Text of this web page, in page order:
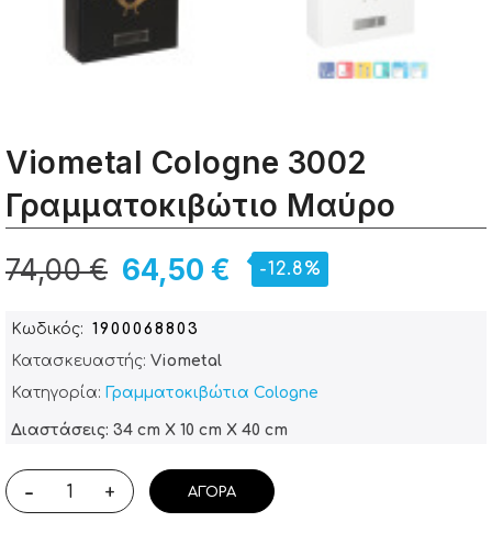
Viometal Cologne 3002
Γραμματοκιβώτιο Μαύρο
64,50 €
74,00 € -12.8%
Κωδικός
1900068803
Κατασκευαστής: Viometal
Κατηγορία: Γραμματοκιβώτια Cologne
Διαστάσεις: 34 cm X 10 cm X 40 cm
- + ΑΓΟΡΆ